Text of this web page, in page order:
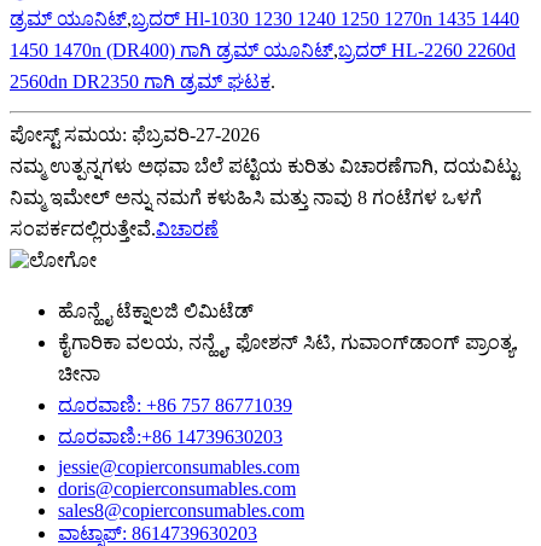
ಡ್ರಮ್ ಯೂನಿಟ್,ಬ್ರದರ್ Hl-1030 1230 1240 1250 1270n 1435 1440
1450 1470n (DR400) ಗಾಗಿ ಡ್ರಮ್ ಯೂನಿಟ್,ಬ್ರದರ್ HL-2260 2260d
2560dn DR2350 ಗಾಗಿ ಡ್ರಮ್ ಘಟಕ.
ಪೋಸ್ಟ್ ಸಮಯ: ಫೆಬ್ರವರಿ-27-2026
ನಮ್ಮ ಉತ್ಪನ್ನಗಳು ಅಥವಾ ಬೆಲೆ ಪಟ್ಟಿಯ ಕುರಿತು ವಿಚಾರಣೆಗಾಗಿ, ದಯವಿಟ್ಟು
ನಿಮ್ಮ ಇಮೇಲ್ ಅನ್ನು ನಮಗೆ ಕಳುಹಿಸಿ ಮತ್ತು ನಾವು 8 ಗಂಟೆಗಳ ಒಳಗೆ
ಸಂಪರ್ಕದಲ್ಲಿರುತ್ತೇವೆ.ವಿಚಾರಣೆ
ಹೊನ್ಹೈ ಟೆಕ್ನಾಲಜಿ ಲಿಮಿಟೆಡ್
ಕೈಗಾರಿಕಾ ವಲಯ, ನನ್ಹೈ, ಫೋಶನ್ ಸಿಟಿ, ಗುವಾಂಗ್‌ಡಾಂಗ್ ಪ್ರಾಂತ್ಯ,
ಚೀನಾ
ದೂರವಾಣಿ: +86 757 86771039
ದೂರವಾಣಿ:+86 14739630203
jessie@copierconsumables.com
doris@copierconsumables.com
sales8@copierconsumables.com
ವಾಟ್ಸಾಪ್: 8614739630203